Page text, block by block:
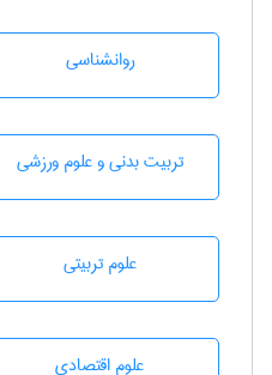
روانشناسی
تربيت بدنی و علوم ورزشی
علوم تربيتی
علوم اقتصادی